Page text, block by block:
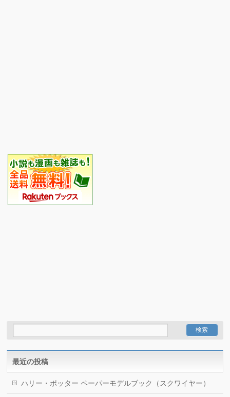
最近の投稿
ハリー・ポッター ペーパーモデルブック（スクワイヤー）